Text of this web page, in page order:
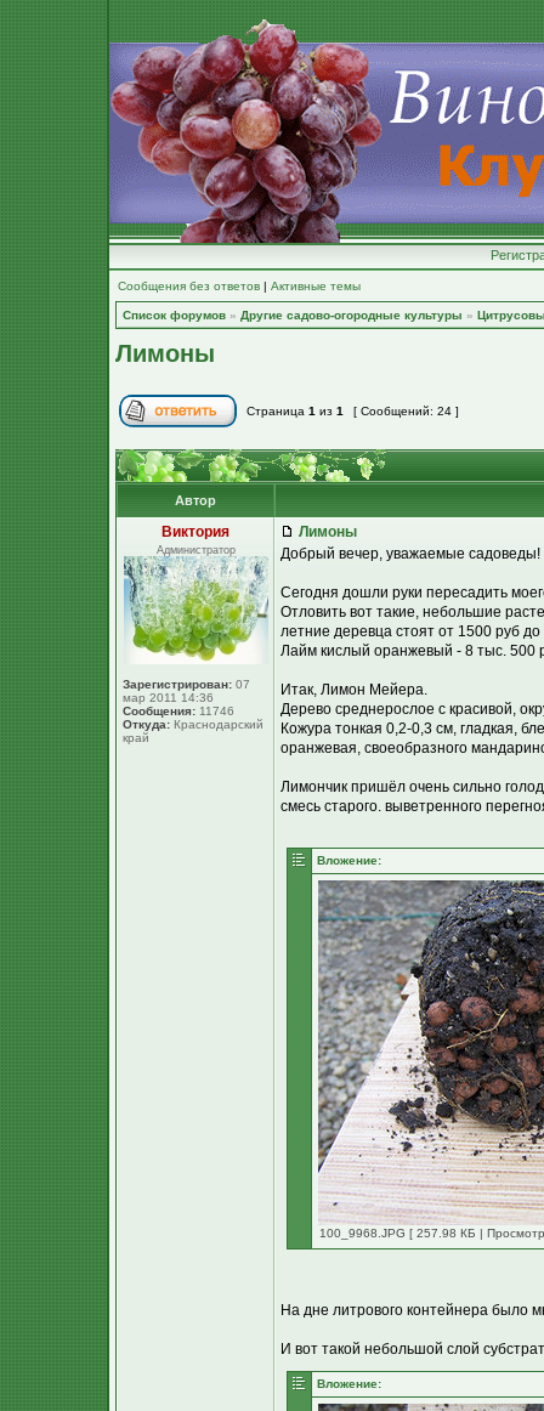
Сообщения без ответов | Активные темы
Список форумов » Другие садово-огородные культуры »
Лимоны
Страница 1 из 1 [ Сообщений: 24 ]
Автор
Виктория
Администратор
Зарегистрирован: 07
мар 2011 14:36
Сообщения: 11746
Откуда: Краснодарский
край
Лимоны
Добрый вечер, уважаемые садоведы!
Сегодня дошли руки пересадить
Отловить вот такие, небольшие
летние деревца стоят от 1500 руб
Лайм кислый оранжевый - 8 тыс. 500
Итак, Лимон Мейера.
Дерево среднерослое с красивой,
Кожура тонкая 0,2-0,3 см, гладкая,
оранжевая, своеобразного
Лимончик пришёл очень сильно
смесь старого. выветренного
Вложение:
100_9968.JPG [ 257.98 КБ |
На дне литрового контейнера было
И вот такой небольшой слой
Вложение: